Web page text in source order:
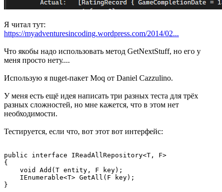
Я читал тут:
https://myadventuresincoding.wordpress.com/2014/02...
Что якобы надо использовать метод GetNextStuff, но его у
меня просто нету....
Использую я nuget-пакет Moq от Daniel Cazzulino.
У меня есть ещё идея написать три разных теста для трёх
разных сложностей, но мне кажется, что в этом нет
необходимости.
Тестируется, если что, вот этот вот интерфейс:
public interface IReadAllRepository<T, F>
{
    void Add(T entity, F key);
    IEnumerable<T> GetAll(F key);
}